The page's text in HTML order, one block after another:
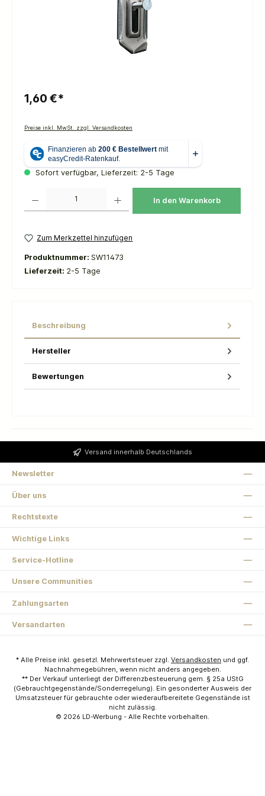
1,60 €*
Preise inkl. MwSt. zzgl. Versandkosten
Sofort verfügbar, Lieferzeit: 2-5 Tage
In den Warenkorb
Zum Merkzettel hinzufügen
Produktnummer: SW11473
Lieferzeit: 2-5 Tage
Beschreibung
Hersteller
Bewertungen
Versand innerhalb Deutschlands
Newsletter
Über uns
Rechtstexte
Wichtige Links
Service-Hotline
Unsere Communities
Zahlungsarten
Versandarten
* Alle Preise inkl. gesetzl. Mehrwertsteuer zzgl. Versandkosten und ggf.
Nachnahmegebühren, wenn nicht anders angegeben.
** Der Verkauf unterliegt der Differenzbesteuerung gem. § 25a UStG
(Gebrauchtgegenstände/Sonderregelung). Ein gesonderter Ausweis der
Umsatzsteuer für gebrauchte oder wiederaufbereitete Gegenstände ist
nicht zulässig.
© 2026 LD-Werbung - Alle Rechte vorbehalten.